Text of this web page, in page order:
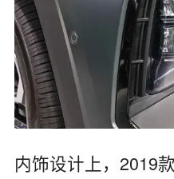
内饰设计上，2019